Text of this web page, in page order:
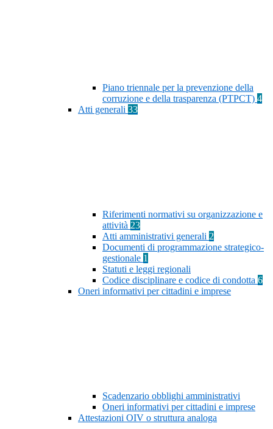
Piano triennale per la prevenzione della
corruzione e della trasparenza (PTPCT) 4
Atti generali 33
Riferimenti normativi su organizzazione e
attività 23
Atti amministrativi generali 2
Documenti di programmazione strategico-
gestionale 1
Statuti e leggi regionali
Codice disciplinare e codice di condotta 6
Oneri informativi per cittadini e imprese
Scadenzario obblighi amministrativi
Oneri informativi per cittadini e imprese
Attestazioni OIV o struttura analoga